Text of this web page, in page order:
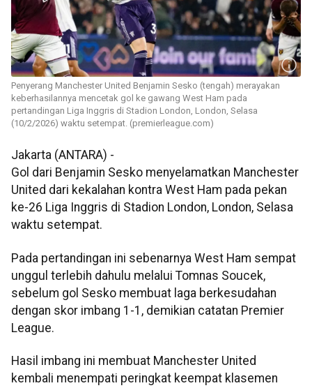
Penyerang Manchester United Benjamin Sesko (tengah) merayakan
keberhasilannya mencetak gol ke gawang West Ham pada
pertandingan Liga Inggris di Stadion London, London, Selasa
(10/2/2026) waktu setempat. (premierleague.com)
Jakarta (ANTARA) -
Gol dari Benjamin Sesko menyelamatkan Manchester
United dari kekalahan kontra West Ham pada pekan
ke-26 Liga Inggris di Stadion London, London, Selasa
waktu setempat.
Pada pertandingan ini sebenarnya West Ham sempat
unggul terlebih dahulu melalui Tomnas Soucek,
sebelum gol Sesko membuat laga berkesudahan
dengan skor imbang 1-1, demikian catatan Premier
League.
Hasil imbang ini membuat Manchester United
kembali menempati peringkat keempat klasemen